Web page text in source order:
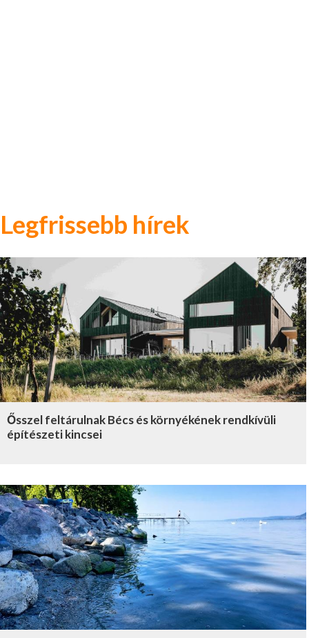
Legfrissebb hírek
Ősszel feltárulnak Bécs és környékének rendkívüli
építészeti kincsei